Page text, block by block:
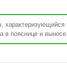
пояснице и